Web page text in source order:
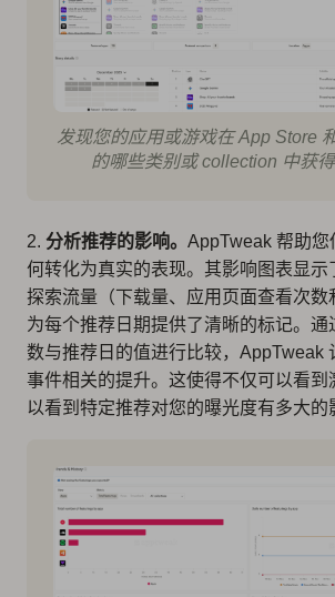
发现您的应用或游戏在 App Store
的哪些类别或 collection 中获得
2. 分析推荐的影响。 AppTweak 帮助您
何转化为真实的表现。其影响图表显示
探索流量（下载量、应用页面查看次数
为每个推荐日期提供了清晰的标记。通
数与推荐日的值进行比较，AppTweak
事件相关的提升。这使得不仅可以看到
以看到特定推荐对您的曝光度有多大的